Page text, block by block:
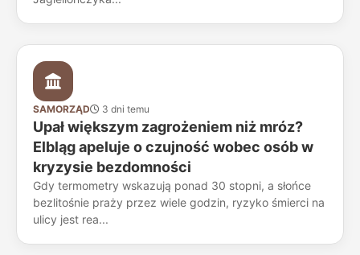
SAMORZĄD 3 dni temu
Upał większym zagrożeniem niż mróz?
Elbląg apeluje o czujność wobec osób w
kryzysie bezdomności
Gdy termometry wskazują ponad 30 stopni, a słońce
bezlitośnie praży przez wiele godzin, ryzyko śmierci na
ulicy jest rea...